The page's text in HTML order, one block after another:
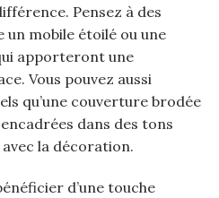
Pensez à des
mobile étoilé ou une
apporteront une
Vous pouvez aussi
qu’une couverture brodée
dans des tons
la décoration.
d’une touche